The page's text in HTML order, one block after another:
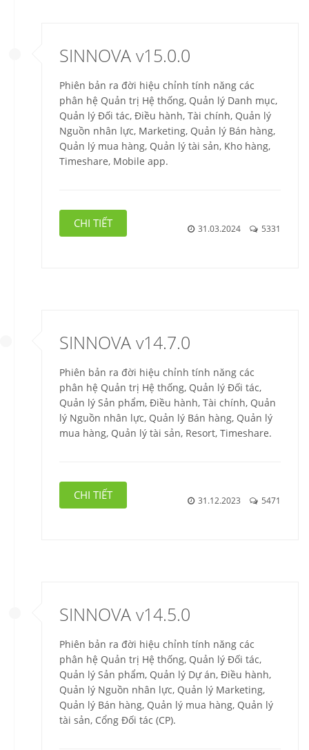
SINNOVA v15.0.0
Phiên bản ra đời hiệu chỉnh tính năng các
phân hệ Quản trị Hệ thống, Quản lý Danh mục,
Quản lý Đối tác, Điều hành, Tài chính, Quản lý
Nguồn nhân lực, Marketing, Quản lý Bán hàng,
Quản lý mua hàng, Quản lý tài sản, Kho hàng,
Timeshare, Mobile app.
CHI TIẾT 31.03.2024 5331
SINNOVA v14.7.0
Phiên bản ra đời hiệu chỉnh tính năng các
phân hệ Quản trị Hệ thống, Quản lý Đối tác,
Quản lý Sản phẩm, Điều hành, Tài chính, Quản
lý Nguồn nhân lực, Quản lý Bán hàng, Quản lý
mua hàng, Quản lý tài sản, Resort, Timeshare.
CHI TIẾT 31.12.2023 5471
SINNOVA v14.5.0
Phiên bản ra đời hiệu chỉnh tính năng các
phân hệ Quản trị Hệ thống, Quản lý Đối tác,
Quản lý Sản phẩm, Quản lý Dự án, Điều hành,
Quản lý Nguồn nhân lực, Quản lý Marketing,
Quản lý Bán hàng, Quản lý mua hàng, Quản lý
tài sản, Cổng Đối tác (CP).